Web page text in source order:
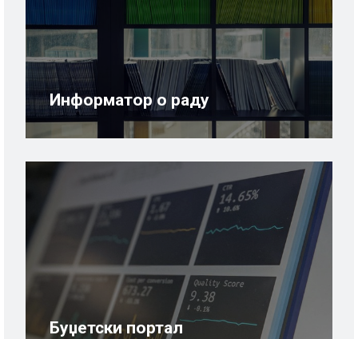
Информатор о раду
Буџетски портал